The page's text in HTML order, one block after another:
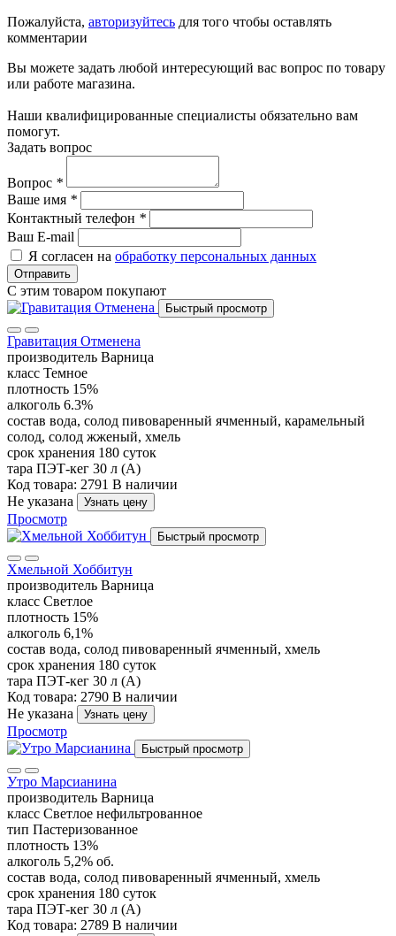
Пожалуйста, авторизуйтесь для того чтобы оставлять
комментарии
Вы можете задать любой интересующий вас вопрос по товару
или работе магазина.
Наши квалифицированные специалисты обязательно вам
помогут.
Задать вопрос
Вопрос *
Ваше имя *
Контактный телефон *
Ваш E-mail
Я согласен на обработку персональных данных
Отправить
С этим товаром покупают
Быстрый просмотр
Гравитация Отменена
производитель Варница
класс Темное
плотность 15%
алкоголь 6.3%
состав вода, солод пивоваренный ячменный, карамельный
солод, солод жженый, хмель
срок хранения 180 суток
тара ПЭТ-кег 30 л (А)
Код товара: 2791 В наличии
Не указана
Узнать цену
Просмотр
Быстрый просмотр
Хмельной Хоббитун
производитель Варница
класс Светлое
плотность 15%
алкоголь 6,1%
состав вода, солод пивоваренный ячменный, хмель
срок хранения 180 суток
тара ПЭТ-кег 30 л (А)
Код товара: 2790 В наличии
Не указана
Узнать цену
Просмотр
Быстрый просмотр
Утро Марсианина
производитель Варница
класс Светлое нефильтрованное
тип Пастеризованное
плотность 13%
алкоголь 5,2% об.
состав вода, солод пивоваренный ячменный, хмель
срок хранения 180 суток
тара ПЭТ-кег 30 л (А)
Код товара: 2789 В наличии